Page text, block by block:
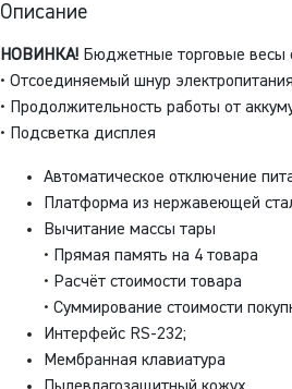
Описание
НОВИНКА! Бюджетные торговые весы
• Отсоединяемый шнур электропитания
• Продолжительность работы от
• Подсветка дисплея
Автоматическое отключение
Платформа из нержавеющей
Вычитание массы тары
• Прямая память на 4 товара
• Расчёт стоимости товара
• Суммирование стоимости
Интерфейс RS-232;
Мембранная клавиатура